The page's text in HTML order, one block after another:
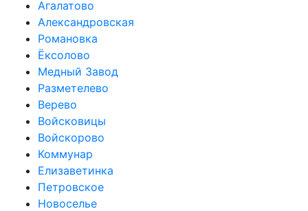
Агалатово
Александровская
Романовка
Ёксолово
Медный Завод
Разметелево
Верево
Войсковицы
Войскорово
Коммунар
Елизаветинка
Петровское
Новоселье